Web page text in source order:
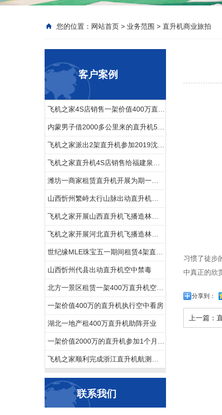
您的位置： 网站首页 > 业务范围 > 直升机商业旅拍
客户案例
山西忻州代县出动直升机空中禁毒
一架价值400万的直升机执行空中看房
湖北一地产租400万直升机助阵开业
联系我们
习惯了徒步
中真正的欣
分享到：
上一篇：